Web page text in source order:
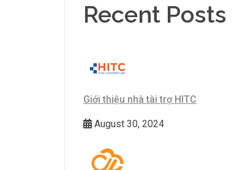
Recent Posts
Giới thiệu nhà tài trợ HITC
August 30, 2024